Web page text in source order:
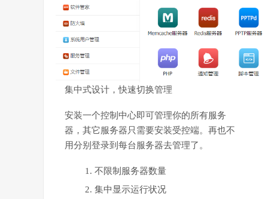
集中式设计，快速切换管理
安装一个控制中心即可管理你的所有服务
器，其它服务器只需要安装受控端。再也不
用分别登录到每台服务器去管理了。
不限制服务器数量
集中显示运行状况